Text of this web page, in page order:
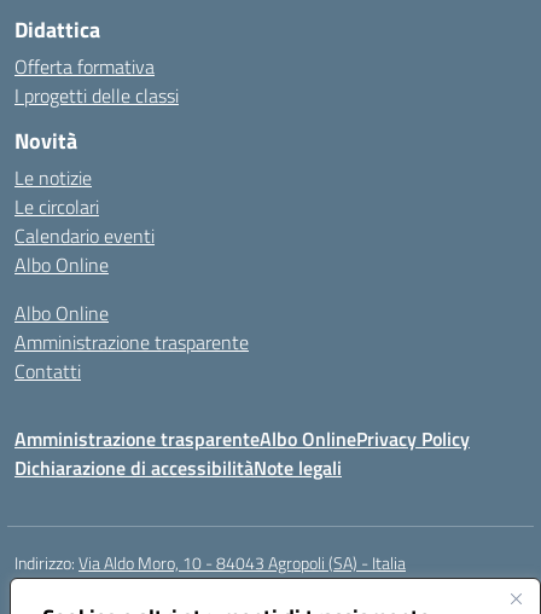
Didattica
Offerta formativa
I progetti delle classi
Novità
Le notizie
Le circolari
Calendario eventi
Albo Online
Albo Online
Amministrazione trasparente
Contatti
Amministrazione trasparenteAlbo OnlinePrivacy Policy
Dichiarazione di accessibilitàNote legali
Indirizzo:Via Aldo Moro, 10 - 84043 Agropoli (SA) - Italia
Centralino: